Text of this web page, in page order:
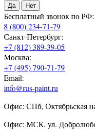
Да Нет
Бесплатный звонок по РФ:
8 (800) 234-71-79
Санкт-Петербург:
+7 (812) 389-39-05
Москва:
+7 (495) 790-71-79
Email:
info@rus-paint.ru
Офис: СПб, Октябрьская
Офис: МСК, ул.